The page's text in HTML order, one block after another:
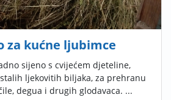
za kućne ljubimce
sijeno s cvijećem djeteline,
ljekovitih biljaka, za prehranu
degua i drugih glodavaca. ...